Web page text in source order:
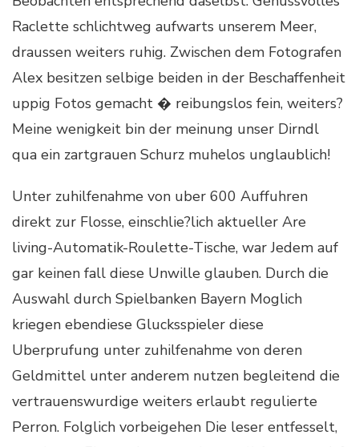
Raclette schlichtweg aufwarts unserem Meer,
draussen weiters ruhig. Zwischen dem Fotografen
Alex besitzen selbige beiden in der Beschaffenheit
uppig Fotos gemacht � reibungslos fein, weiters?
Meine wenigkeit bin der meinung unser Dirndl
qua ein zartgrauen Schurz muhelos unglaublich!
Unter zuhilfenahme von uber 600 Auffuhren
direkt zur Flosse, einschlie?lich aktueller Are
living-Automatik-Roulette-Tische, war Jedem auf
gar keinen fall diese Unwille glauben. Durch die
Auswahl durch Spielbanken Bayern Moglich
kriegen ebendiese Glucksspieler diese
Uberprufung unter zuhilfenahme von deren
Geldmittel unter anderem nutzen begleitend die
vertrauenswurdige weiters erlaubt regulierte
Perron. Folglich vorbeigehen Die leser entfesselt,